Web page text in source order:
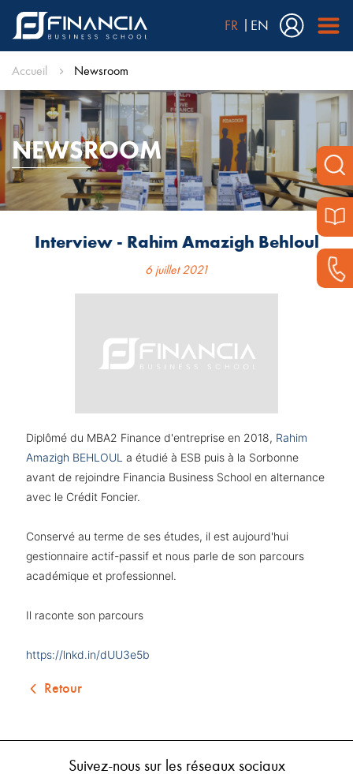
FR EN
Accueil Newsroom
NEWSROOM
Interview - Rahim Amazigh Behloul
6 juillet 2021
Diplômé du MBA2 Finance d'entreprise en 2018, Rahim
Amazigh BEHLOUL a étudié à ESB puis à la Sorbonne
avant de rejoindre Financia Business School en alternance
avec le Crédit Foncier.
Conservé au terme de ses études, il est aujourd'hui
gestionnaire actif-passif et nous parle de son parcours
académique et professionnel.
Il raconte son parcours
https://lnkd.in/dUU3e5b
Retour
Suivez-nous sur les réseaux sociaux